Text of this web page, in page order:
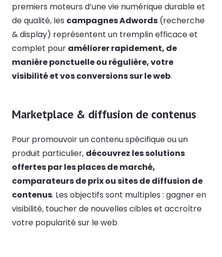
premiers moteurs d’une vie numérique durable et
de qualité, les campagnes Adwords (recherche
& display) représentent un tremplin efficace et
complet pour améliorer rapidement, de
manière ponctuelle ou régulière, votre
visibilité et vos conversions sur le web.
Marketplace & diffusion de contenus
Pour promouvoir un contenu spécifique ou un
produit particulier, découvrez les solutions
offertes par les places de marché,
comparateurs de prix ou sites de diffusion de
contenus. Les objectifs sont multiples : gagner en
visibilité, toucher de nouvelles cibles et accroître
votre popularité sur le web